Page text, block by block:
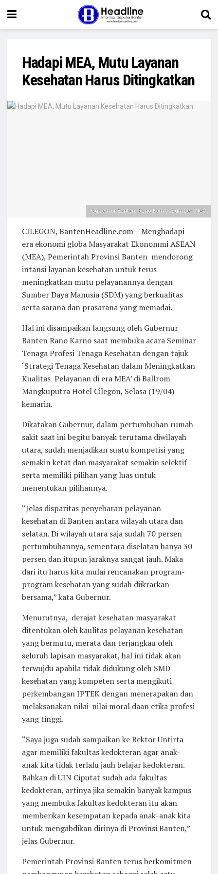
Hadapi MEA, Mutu Layanan
Kesehatan Harus Ditingkatkan
Gubernur Banten, Rano Karno (Sumber: Net)
CILEGON, BantenHeadline.com – Menghadapi
era ekonomi globa Masyarakat Ekonommi ASEAN
(MEA), Pemerintah Provinsi Banten mendorong
intansi layanan kesehatan untuk terus
meningkatkan mutu pelayanannya dengan
Sumber Daya Manusia (SDM) yang berkualitas
serta sarana dan prasarana yang memadai.
Hal ini disampaikan langsung oleh Gubernur
Banten Rano Karno saat membuka acara Seminar
Tenaga Profesi Tenaga Kesehatan dengan tajuk
‘Strategi Tenaga Kesehatan dalam Meningkatkan
Kualitas Pelayanan di era MEA’ di Ballrom
Mangkuputra Hotel Cilegon, Selasa (19/04)
kemarin.
Dikatakan Gubernur, dalam pertumbuhan rumah
sakit saat ini begitu banyak terutama diwilayah
utara, sudah menjadikan suatu kompetisi yang
semakin ketat dan masyarakat semakin selektif
serta memiliki pilihan yang luas untuk
menentukan pilihannya.
“Jelas disparitas penyebaran pelayanan
kesehatan di Banten antara wilayah utara dan
selatan. Di wilayah utara saja sudah 70 persen
pertumbuhannya, sementara diselatan hanya 30
persen dan itupun jaraknya sangat jauh. Maka
dari itu harus kita mulai rencanakan program-
program kesehatan yang sudah diikrarkan
bersama,” kata Gubernur.
Menurutnya, derajat kesehatan masyarakat
ditentukan oleh kaulitas pelayanan kesehatan
yang bermutu, merata dan terjangkau oleh
seluruh lapisan masyarakat, hal ini tidak akan
terwujdu apabila tidak didukung oleh SMD
kesehatan yang kompeten serta mengikuti
perkembangan IPTEK dengan menerapakan dan
melaksanakan nilai-nilai moral daan etika profesi
yang tinggi.
“Saya juga sudah sampaikan ke Rektor Untirta
agar memiliki fakultas kedokteran agar anak-
anak kita tidak terlalu jauh belajar kedokteran.
Bahkan di UIN Ciputat sudah ada fakultas
kedokteran, artinya jika semakin banyak kampus
yang membuka fakultas kedokteran itu akan
memberikan kesempatan kepada anak-anak kita
untuk mengabdikan dirinya di Provinsi Banten,”
jelas Gubernur.
Pemerintah Provinsi Banten terus berkomitmen